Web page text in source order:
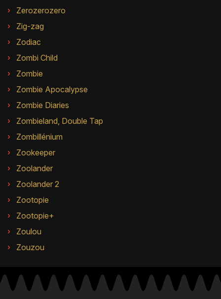
Zerozerozero
Zig-zag
Zodiac
Zombi Child
Zombie
Zombie Apocalypse
Zombie Diaries
Zombieland, Double Tap
Zombillénium
Zookeeper
Zoolander
Zoolander 2
Zootopie
Zootopie+
Zoulou
Zouzou